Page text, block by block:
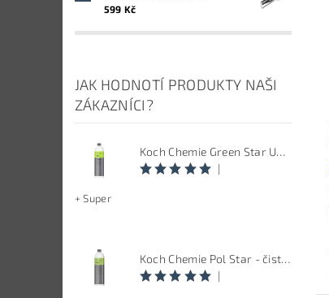
599 Kč
JAK HODNOTÍ PRODUKTY NAŠI
ZÁKAZNÍCI?
Koch Chemie Green Star Univerzal - Univerzální čistič
|
+ Super
Koch Chemie Pol Star - čistič kůže, textilu a alcantary, objem 1 L
|